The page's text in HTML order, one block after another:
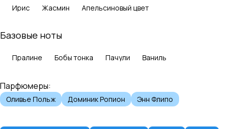
Ирис Жасмин Апельсиновый цвет
Базовые ноты
Пралине Бобы тонка Пачули Ваниль
Парфюмеры:
Оливье Польж Доминик Ропион Энн Флипо